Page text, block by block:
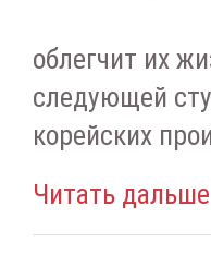
облегчит их
следующей
корейских
Читать